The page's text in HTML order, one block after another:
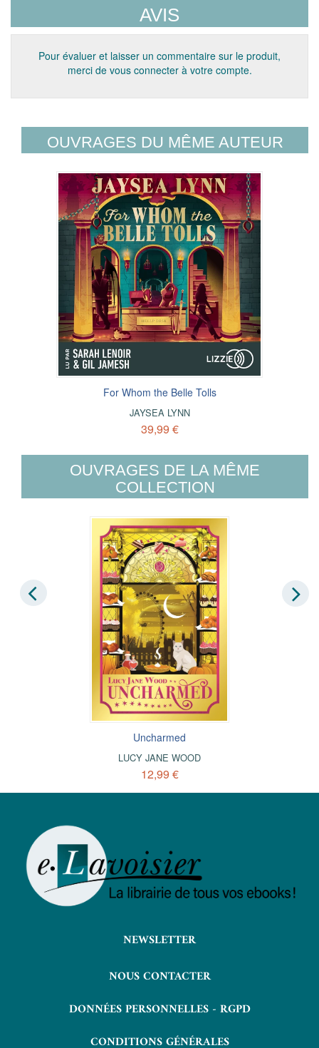
AVIS
Pour évaluer et laisser un commentaire sur le produit,
merci de vous connecter à votre compte.
OUVRAGES DU MÊME AUTEUR
For Whom the Belle Tolls
JAYSEA LYNN
39,99 €
OUVRAGES DE LA MÊME
COLLECTION
Uncharmed
LUCY JANE WOOD
12,99 €
NEWSLETTER
NOUS CONTACTER
DONNÉES PERSONNELLES - RGPD
CONDITIONS GÉNÉRALES